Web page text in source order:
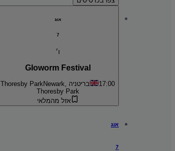
אוג
7
ו׳
Gloworm Festival
17:00 Newark, בריטניה
Thoresby Park
Thoresby Park
אזל מהמלאי
אוג
7